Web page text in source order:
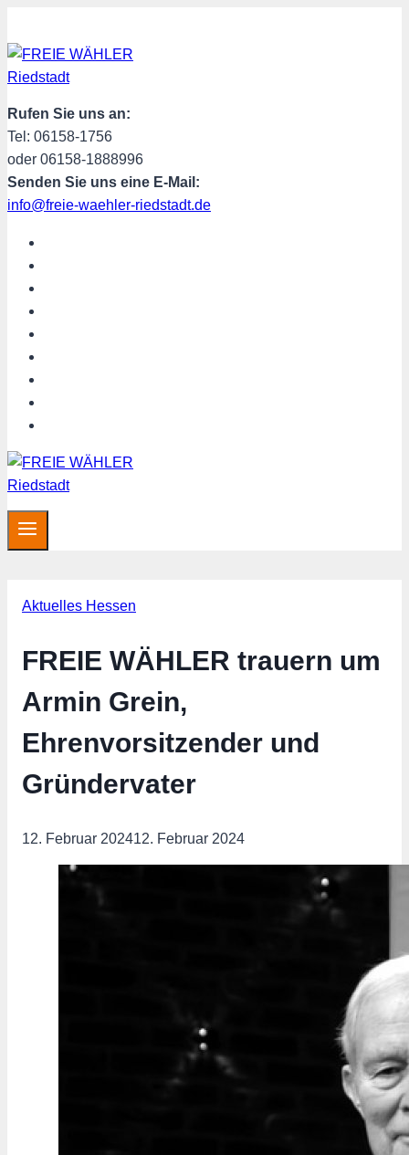
Inhalt
springen
Rufen Sie uns an:
Tel: 06158-1756
oder 06158-1888996
Senden Sie uns eine E-Mail:
info@freie-waehler-riedstadt.de
Aktuelles Hessen
FREIE WÄHLER trauern um
Armin Grein,
Ehrenvorsitzender und
Gründervater
12. Februar 202412. Februar 2024